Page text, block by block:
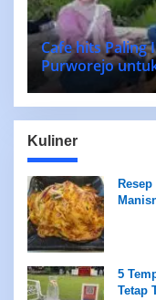
Cafe hits Paling
Purworejo
Kuliner
5
Tetap